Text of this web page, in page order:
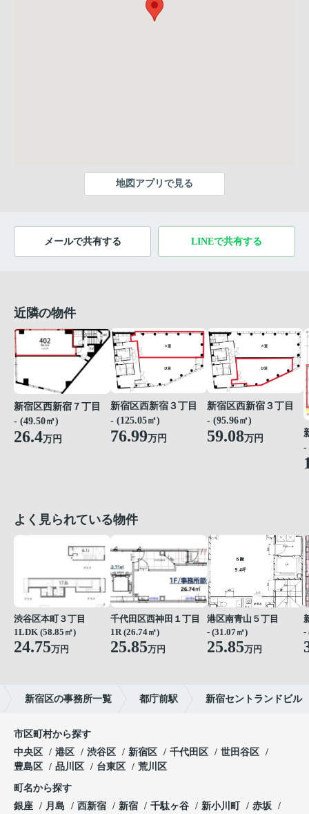
地図アプリで見る
メールで共有する LINEで共有する
近隣の物件
新宿区西新宿７丁目
- (49.50㎡)
26.4万円
新宿区西新宿３丁目
- (125.05㎡)
76.99万円
新宿区西新宿３丁目
- (95.96㎡)
59.08万円
-
よく見られている物件
渋谷区本町３丁目
1LDK (58.85㎡)
24.75万円
千代田区西神田１丁目
1R (26.74㎡)
25.85万円
港区南青山５丁目
- (31.07㎡)
25.85万円
-
新宿区の事務所一覧 都庁前駅 新宿セントランドビル
市区町村から探す
中央区
港区 渋谷区 新宿区 千代田区
世田谷区
豊島区
品川区 台東区 荒川区
町名から探す
銀座
月島 西新宿 新宿 千駄ヶ谷 新小川町
赤坂